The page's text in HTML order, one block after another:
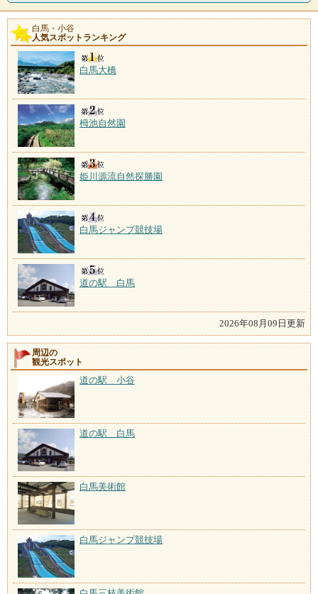
白馬・小谷
人気スポットランキング
白馬大橋
栂池自然園
姫川源流自然探勝園
白馬ジャンプ競技場
道の駅 白馬
2026年08月09日更新
周辺の
観光スポット
道の駅 小谷
道の駅 白馬
白馬美術館
白馬ジャンプ競技場